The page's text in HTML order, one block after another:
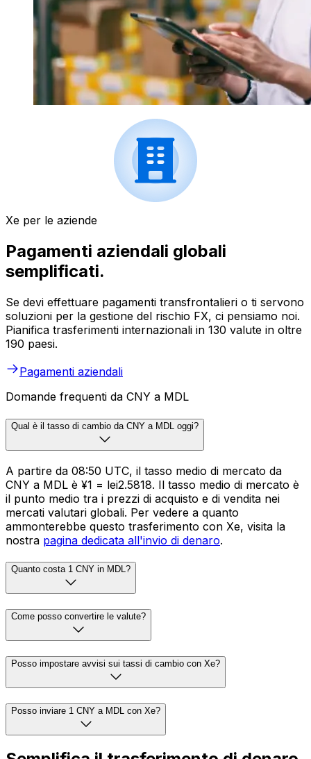
Xe per le aziende
Pagamenti aziendali globali
semplificati.
Se devi effettuare pagamenti transfrontalieri o ti servono
soluzioni per la gestione del rischio FX, ci pensiamo noi.
Pianifica trasferimenti internazionali in 130 valute in oltre
190 paesi.
Pagamenti aziendali
Domande frequenti da CNY a MDL
Qual è il tasso di cambio da CNY a MDL oggi?
A partire da 08:50 UTC, il tasso medio di mercato da
CNY a MDL è ¥1 = lei2.5818. Il tasso medio di mercato è
il punto medio tra i prezzi di acquisto e di vendita nei
mercati valutari globali. Per vedere a quanto
ammonterebbe questo trasferimento con Xe, visita la
nostra pagina dedicata all'invio di denaro.
Quanto costa 1 CNY in MDL?
Come posso convertire le valute?
Posso impostare avvisi sui tassi di cambio con Xe?
Posso inviare 1 CNY a MDL con Xe?